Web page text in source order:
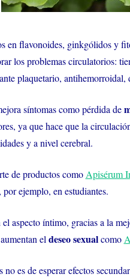
en flavonoides, ginkgólidos y
los problemas circulatorios:
plaquetario,
síntomas como pérdida de
ya que hace que la
y a nivel cerebral.
de productos como Apisérum
, por ejemplo, en estudiantes.
aspecto íntimo, gracias a la
el deseo sexualcomo
no es de esperar efectos